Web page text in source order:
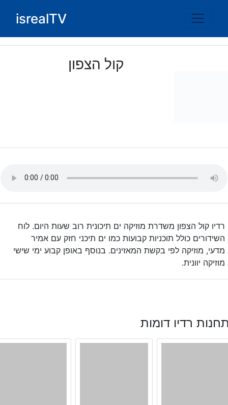
isrealTV
קול הצפון
רדיו קול הצפון משדרת מוזיקה ים תיכונית רוב שעות היום. לוח
השידורים כולל תוכניות קבועות כמו ים תיכני חזק עם אמיר
מדעי, מוזיקה לפי בקשת המאזינים. בנוסף באופן קבוע ימי שישי
מוזיקה יוונית.
רדיו דומות